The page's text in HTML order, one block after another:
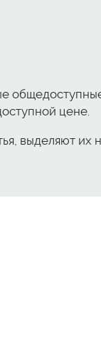
цене.
выделяют